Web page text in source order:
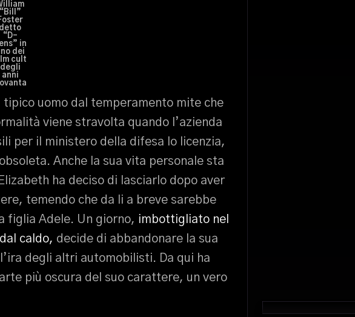
“Bill”
detto
“D-
in
dei
cult
degli
anni
tipico uomo dal temperamento mite che
viene stravolta quando l’azienda
per il ministero della difesa lo licenzia,
Anche la sua vita personale sta
ha deciso di lasciarlo dopo aver
temendo che da li a breve sarebbe
figlia Adele. Un giorno, imbottigliato nel
caldo, decide di abbandonare la sua
degli altri automobilisti. Da qui ha
più oscura del suo carattere, un vero